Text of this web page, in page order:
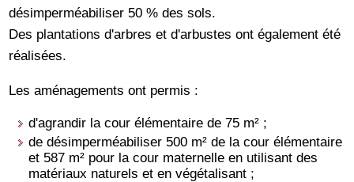
désimperméabiliser 50 % des sols.
Des plantations d'arbres et d'arbustes ont également été
réalisées.
Les aménagements ont permis :
d'agrandir la cour élémentaire de 75 m² ;
de désimperméabiliser 500 m² de la cour élémentaire
et 587 m² pour la cour maternelle en utilisant des
matériaux naturels et en végétalisant ;